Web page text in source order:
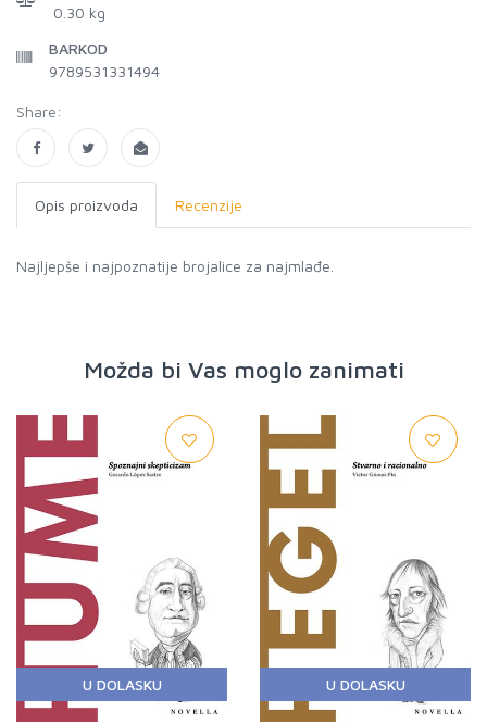
0.30 kg
BARKOD
9789531331494
Share:
Opis proizvoda Recenzije
Najljepše i najpoznatije brojalice za najmlađe.
Možda bi Vas moglo zanimati
U DOLASKU U DOLASKU